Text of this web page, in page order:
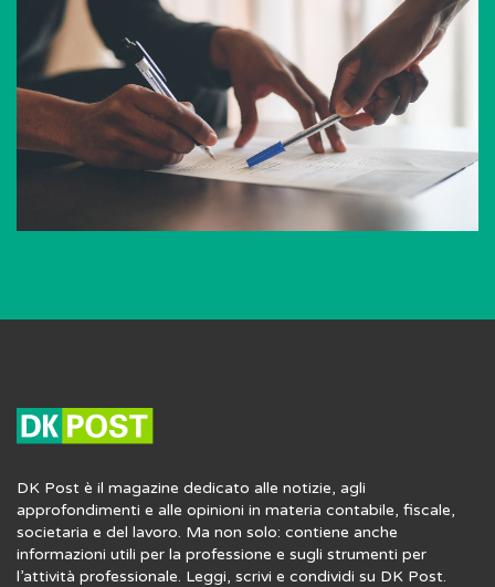
DK Post è il magazine dedicato alle notizie, agli
approfondimenti e alle opinioni in materia contabile, fiscale,
societaria e del lavoro. Ma non solo: contiene anche
informazioni utili per la professione e sugli strumenti per
l’attività professionale. Leggi, scrivi e condividi su DK Post.